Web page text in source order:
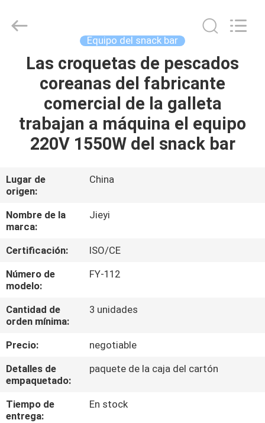
HOGAR
PRODUCTOS
VÍDEOS
SOBRE
NOSOTROS
VIAJE
DE
LA
FÁBRICA
DE
CALIDAD
ÉNTRENOS
Catering
equipments
Equipo del snack bar
Las croquetas de pescados
coreanas del fabricante
comercial de la galleta
trabajan a máquina el equipo
220V 1550W del snack bar
Lugar de
origen:
China
Nombre de la
marca:
Jieyi
Certificación:
ISO/CE
Número de
modelo:
FY-112
Cantidad de
orden mínima:
3 unidades
Precio:
negotiable
Detalles de
empaquetado:
paquete de la caja del cartón
Tiempo de
entrega:
En stock